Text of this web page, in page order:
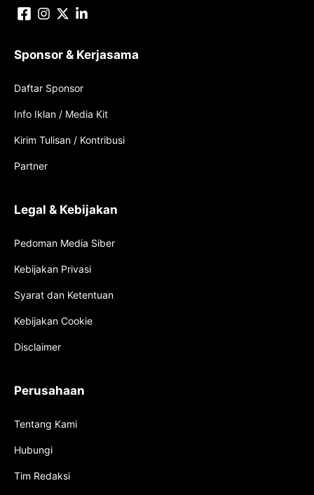
Sponsor & Kerjasama
Daftar Sponsor
Info Iklan / Media Kit
Kirim Tulisan / Kontribusi
Partner
Legal & Kebijakan
Pedoman Media Siber
Kebijakan Privasi
Syarat dan Ketentuan
Kebijakan Cookie
Disclaimer
Perusahaan
Tentang Kami
Hubungi
Tim Redaksi